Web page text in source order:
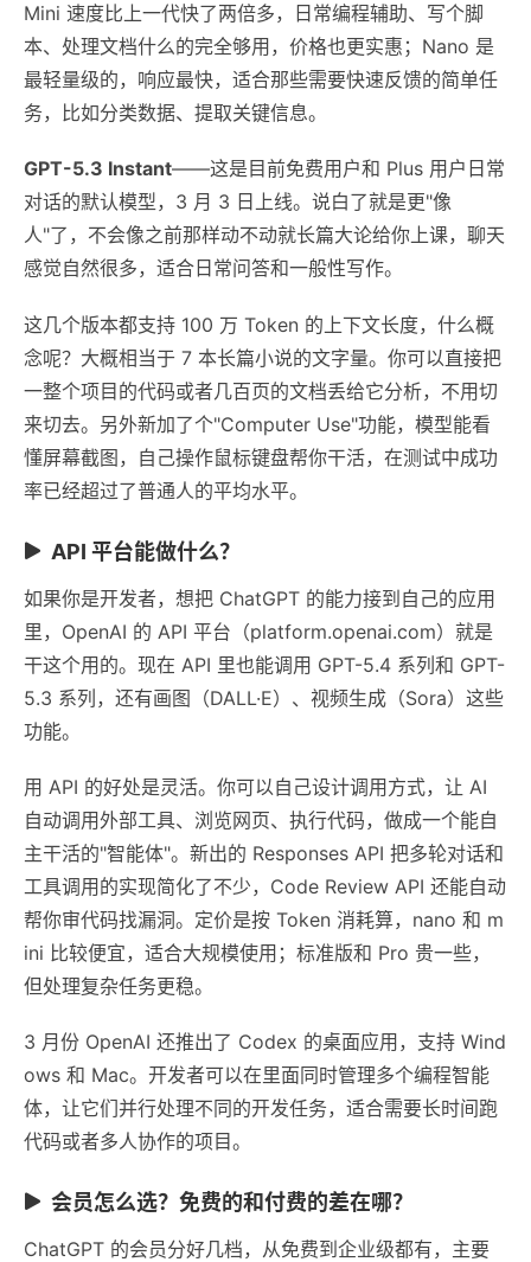
Mini 速度比上一代快了两倍多，日常编程辅助、写个脚
本、处理文档什么的完全够用，价格也更实惠；Nano 是
最轻量级的，响应最快，适合那些需要快速反馈的简单任
务，比如分类数据、提取关键信息。
GPT-5.3 Instant——这是目前免费用户和 Plus 用户日常
对话的默认模型，3 月 3 日上线。说白了就是更"像
人"了，不会像之前那样动不动就长篇大论给你上课，聊天
感觉自然很多，适合日常问答和一般性写作。
这几个版本都支持 100 万 Token 的上下文长度，什么概
念呢？大概相当于 7 本长篇小说的文字量。你可以直接把
一整个项目的代码或者几百页的文档丢给它分析，不用切
来切去。另外新加了个"Computer Use"功能，模型能看
懂屏幕截图，自己操作鼠标键盘帮你干活，在测试中成功
率已经超过了普通人的平均水平。
API 平台能做什么？
如果你是开发者，想把 ChatGPT 的能力接到自己的应用
里，OpenAI 的 API 平台（platform.openai.com）就是
干这个用的。现在 API 里也能调用 GPT-5.4 系列和 GPT-
5.3 系列，还有画图（DALL·E）、视频生成（Sora）这些
功能。
用 API 的好处是灵活。你可以自己设计调用方式，让 AI
自动调用外部工具、浏览网页、执行代码，做成一个能自
主干活的"智能体"。新出的 Responses API 把多轮对话和
工具调用的实现简化了不少，Code Review API 还能自动
帮你审代码找漏洞。定价是按 Token 消耗算，nano 和 m
ini 比较便宜，适合大规模使用；标准版和 Pro 贵一些，
但处理复杂任务更稳。
3 月份 OpenAI 还推出了 Codex 的桌面应用，支持 Wind
ows 和 Mac。开发者可以在里面同时管理多个编程智能
体，让它们并行处理不同的开发任务，适合需要长时间跑
代码或者多人协作的项目。
会员怎么选？免费的和付费的差在哪？
ChatGPT 的会员分好几档，从免费到企业级都有，主要